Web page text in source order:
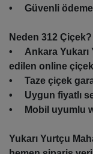
• Güvenli ödeme
Neden 312 Çiçek?
• Ankara Yukarı
edilen online
• Taze çiçek
• Uygun fiyatlı
• Mobil uyumlu
Yukarı Yurtçu